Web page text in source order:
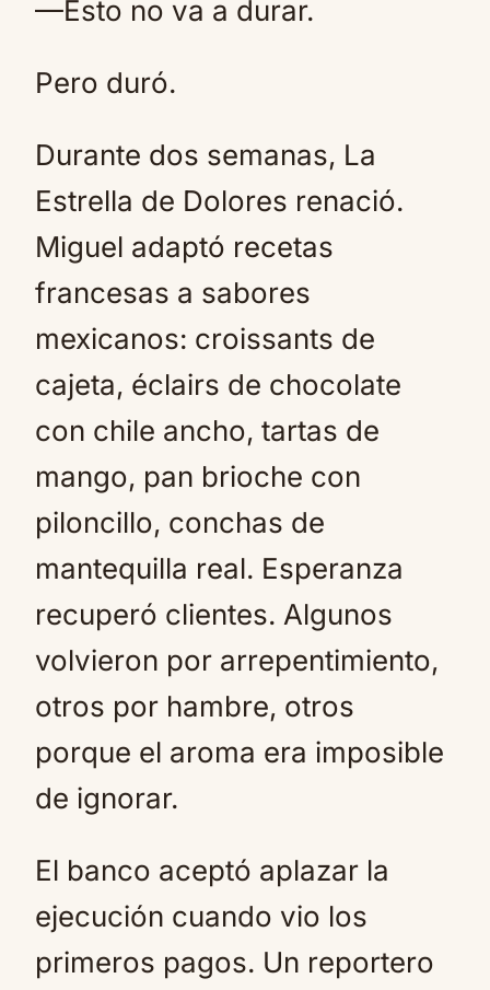
—Esto no va a durar.
Pero duró.
Durante dos semanas, La
Estrella de Dolores renació.
Miguel adaptó recetas
francesas a sabores
mexicanos: croissants de
cajeta, éclairs de chocolate
con chile ancho, tartas de
mango, pan brioche con
piloncillo, conchas de
mantequilla real. Esperanza
recuperó clientes. Algunos
volvieron por arrepentimiento,
otros por hambre, otros
porque el aroma era imposible
de ignorar.
El banco aceptó aplazar la
ejecución cuando vio los
primeros pagos. Un reportero